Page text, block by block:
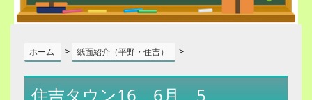
ホーム > 紙面紹介（平野・住吉） >
住吉タウン16＿6月＿5